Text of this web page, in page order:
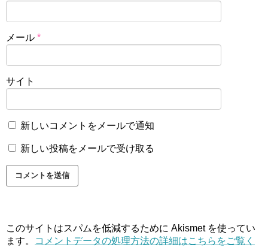
メール *
サイト
新しいコメントをメールで通知
新しい投稿をメールで受け取る
このサイトはスパムを低減するために Akismet を使ってい
ます。
コメントデータの処理方法の詳細はこちらをご覧く